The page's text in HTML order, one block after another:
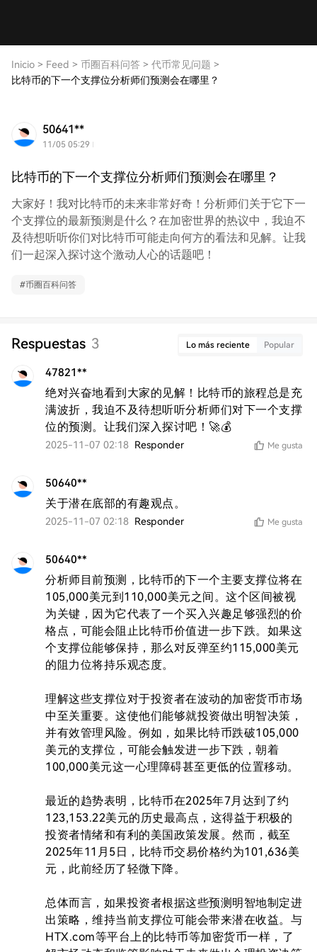
Inicio > Feed > 币圈百科问答 > 代币常见问题 >
比特币的下一个支撑位分析师们预测会在哪里？
50641**
11/05 05:29
比特币的下一个支撑位分析师们预测会在哪里？
大家好！我对比特币的未来非常好奇！分析师们关于它下一
个支撑位的最新预测是什么？在加密世界的热议中，我迫不
及待想听听你们对比特币可能走向何方的看法和见解。让我
们一起深入探讨这个激动人心的话题吧！
#币圈百科问答
Respuestas 3 Lo más reciente Popular
47821**
绝对兴奋地看到大家的见解！比特币的旅程总是充
满波折，我迫不及待想听听分析师们对下一个支撑
位的预测。让我们深入探讨吧！🚀💰
2025-11-07 02:18 Responder Me gusta
50640**
关于潜在底部的有趣观点。
2025-11-07 02:18 Responder Me gusta
50640**
分析师目前预测，比特币的下一个主要支撑位将在
105,000美元到110,000美元之间。这个区间被视
为关键，因为它代表了一个买入兴趣足够强烈的价
格点，可能会阻止比特币价值进一步下跌。如果这
个支撑位能够保持，那么对反弹至约115,000美元
的阻力位将持乐观态度。
理解这些支撑位对于投资者在波动的加密货币市场
中至关重要。这使他们能够就投资做出明智决策，
并有效管理风险。例如，如果比特币跌破105,000
美元的支撑位，可能会触发进一步下跌，朝着
100,000美元这一心理障碍甚至更低的位置移动。
最近的趋势表明，比特币在2025年7月达到了约
123,153.22美元的历史最高点，这得益于积极的
投资者情绪和有利的美国政策发展。然而，截至
2025年11月5日，比特币交易价格约为101,636美
元，此前经历了轻微下降。
总体而言，如果投资者根据这些预测明智地制定进
出策略，维持当前支撑位可能会带来潜在收益。与
HTX.com等平台上的比特币等加密货币一样，了